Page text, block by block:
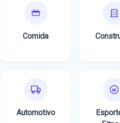
Comida
Automotivo